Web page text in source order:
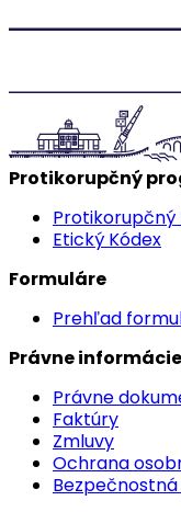
Protikorupčný
Etický Kódex
Formuláre
Prehľad
Právne informácie
Právne
Faktúry
Zmluvy
Ochrana